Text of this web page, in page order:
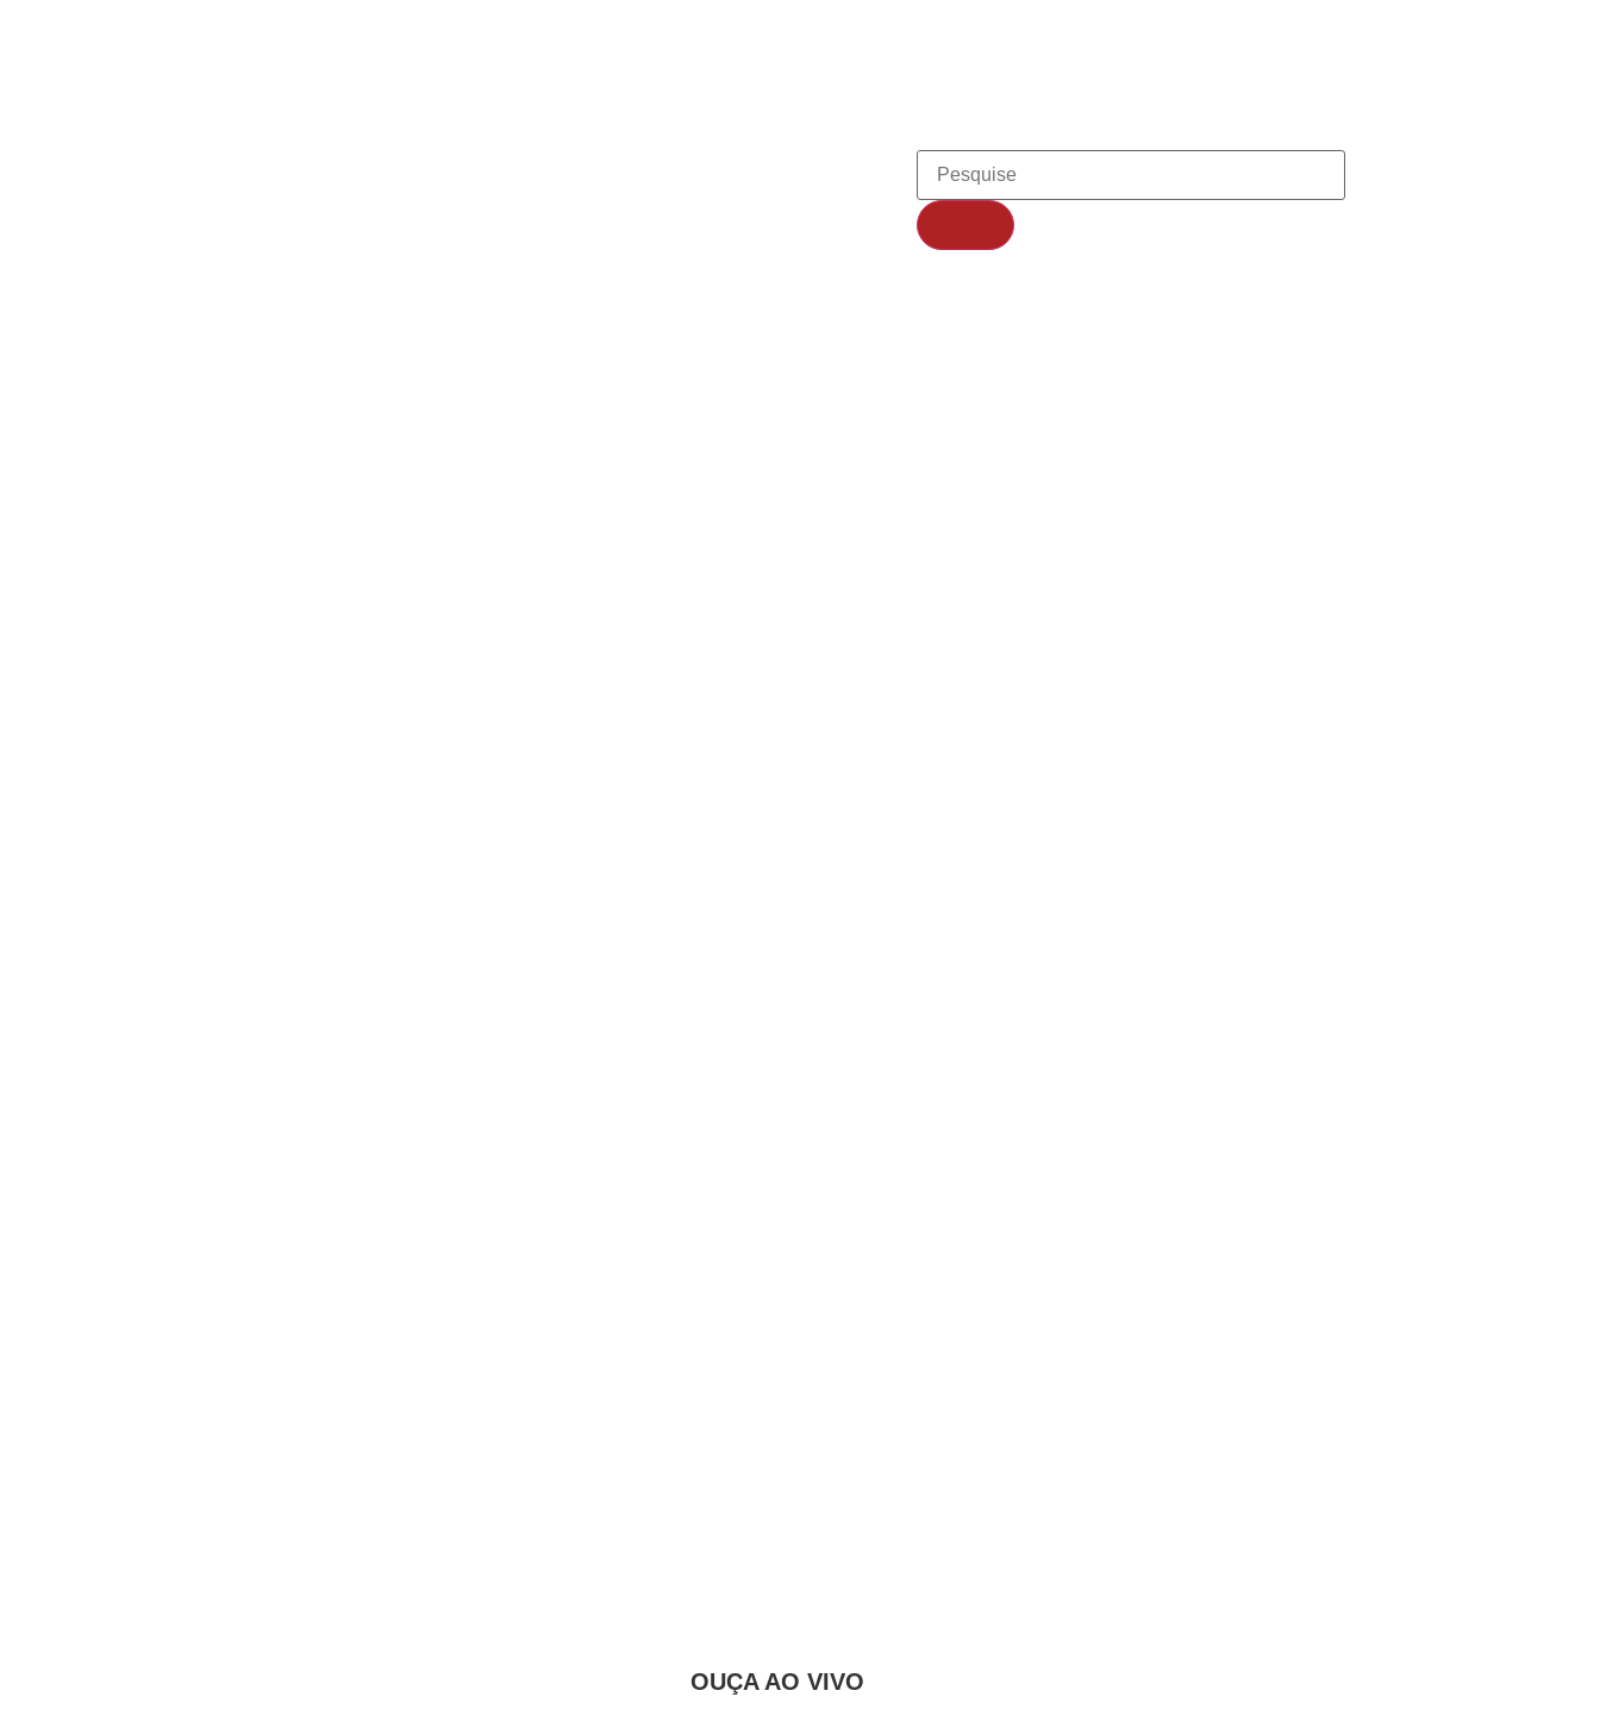
OUÇA AO VIVO